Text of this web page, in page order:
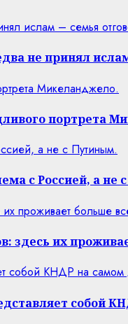
ислам – семья
не принял
Микеланджело.
портрета
а не с Путиным.
с Россией, а не
проживает больше
здесь их
собой КНДР на
собой